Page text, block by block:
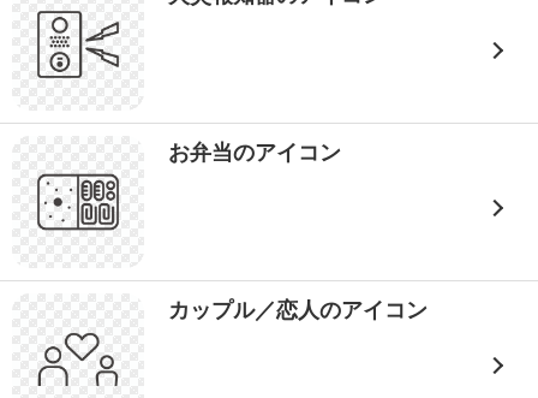
お弁当のアイコン
カップル／恋人のアイコン